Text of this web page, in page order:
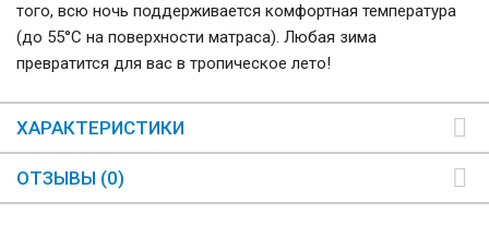
того, всю ночь поддерживается комфортная температура
(до 55°С на поверхности матраса). Любая зима
превратится для вас в тропическое лето!
ХАРАКТЕРИСТИКИ
ОТЗЫВЫ (0)